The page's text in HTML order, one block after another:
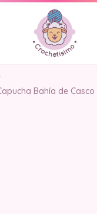
Bahía de